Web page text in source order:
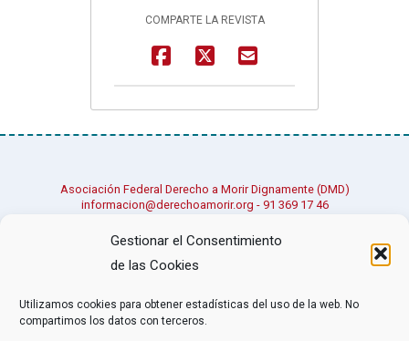
Gestionar el Consentimiento
de las Cookies
Utilizamos cookies para obtener estadísticas del uso de la web. No
compartimos los datos con terceros.
COMPARTE LA REVISTA
Asociación Federal Derecho a Morir Dignamente (DMD)
informacion@derechoamorir.org - 91 369 17 46